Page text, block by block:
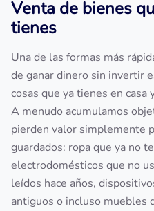
Venta de bienes
tienes
Una de las formas más
de ganar dinero sin invertir
cosas que ya tienes en casa
A menudo acumulamos
pierden valor simplemente
guardados: ropa que ya no
electrodomésticos que no
leídos hace años,
antiguos o incluso muebles